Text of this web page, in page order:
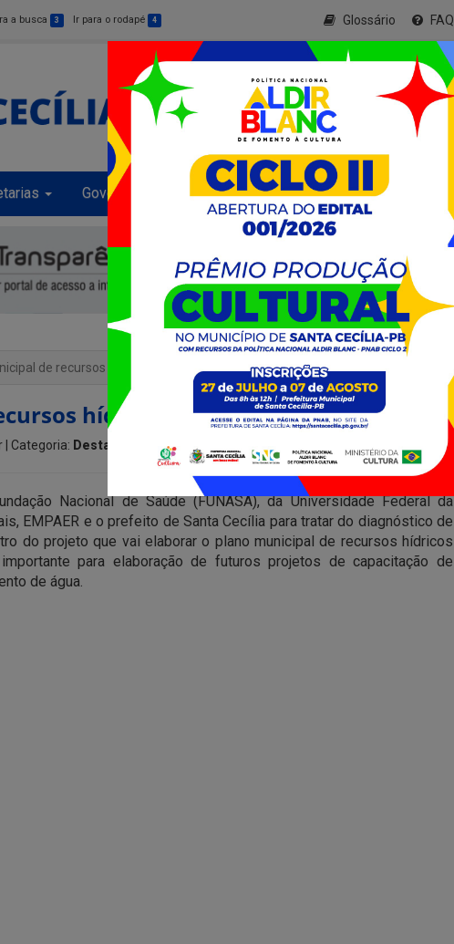
a busca 3 Ir para o rodapé 4 Glossário FAQ
Governo Municipal Informe-se + Transparência
de recursos hídricos de Santa Cecília
hídricos de Santa Cecília
| Categoria: Destaque
Nacional de Saúde (FUNASA), da Universidade Federal da
EMPAER e o prefeito de Santa Cecília para tratar do diagnóstico de
do projeto que vai elaborar o plano municipal de recursos hídricos
para elaboração de futuros projetos de capacitação de
de água.